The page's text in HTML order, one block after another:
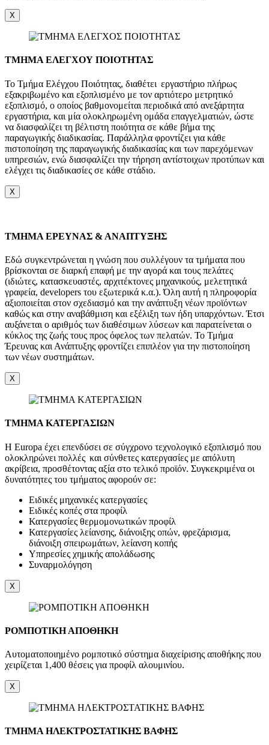
X
ΤΜΗΜΑ ΕΛΕΓΧΟΥ ΠΟΙΟΤΗΤΑΣ
Το Τμήμα Ελέγχου Ποιότητας, διαθέτει εργαστήριο πλήρως
εξακριβωμένο και εξοπλισμένο με τον αρτιότερο μετρητικό
εξοπλισμό, ο οποίος βαθμονομείται περιοδικά από ανεξάρτητα
εργαστήρια, και μία ολοκληρωμένη ομάδα επαγγελματιών, ώστε
να διασφαλίζει τη βέλτιστη ποιότητα σε κάθε βήμα της
παραγωγικής διαδικασίας. Παράλληλα φροντίζει για κάθε
πιστοποίηση της παραγωγικής διαδικασίας και των παρεχόμενων
υπηρεσιών, ενώ διασφαλίζει την τήρηση αντίστοιχων προτύπων και
ελέγχει τις διαδικασίες σε κάθε στάδιο.
X
TMHMA ΕΡΕΥΝΑΣ & ΑΝΑΠΤΥΞΗΣ
Εδώ συγκεντρώνεται η γνώση που συλλέγουν τα τμήματα που
βρίσκονται σε διαρκή επαφή με την αγορά και τους πελάτες
(ιδιώτες, κατασκευαστές, αρχιτέκτονες μηχανικούς, μελετητικά
γραφεία, developers του εξωτερικά κ.α.). Όλη αυτή η πληροφορία
αξιοποιείται στον σχεδιασμό και την ανάπτυξη νέων προϊόντων
καθώς και στην αναβάθμιση και εξέλιξη των ήδη υπαρχόντων. Έτσι
αυξάνεται ο αριθμός των διαθέσιμων λύσεων και παρατείνεται ο
κύκλος της ζωής τους προς όφελος των πελατών. Το Τμήμα
Έρευνας και Ανάπτυξης φροντίζει επιπλέον για την πιστοποίηση
των νέων συστημάτων.
X
ΤΜΗΜΑ ΚΑΤΕΡΓΑΣΙΩΝ
Η Europa έχει επενδύσει σε σύγχρονο τεχνολογικό εξοπλισμό που
ολοκληρώνει πολλές και σύνθετες κατεργασίες με απόλυτη
ακρίβεια, προσθέτοντας αξία στο τελικό προϊόν. Συγκεκριμένα οι
δυνατότητες του τμήματος αφορούν σε:
Ειδικές μηχανικές κατεργασίες
Ειδικές κοπές στα προφίλ
Κατεργασίες θερμομονωτικών προφίλ
Κατεργασίες λείανσης, διάνοιξης οπών, φρεζάρισμα,
διάνοιξη σπειρωμάτων, λείανση κοπής
Υπηρεσίες χημικής απολάδωσης
Συναρμολόγηση
X
ΡΟΜΠΟΤΙΚΗ ΑΠΟΘΗΚΗ
Αυτοματοποιημένο ρομποτικό σύστημα διαχείρισης αποθήκης που
χειρίζεται 1,400 θέσεις για προφίλ αλουμινίου.
X
ΤΜΗΜΑ ΗΛΕΚΤΡΟΣΤΑΤΙΚΗΣ ΒΑΦΗΣ